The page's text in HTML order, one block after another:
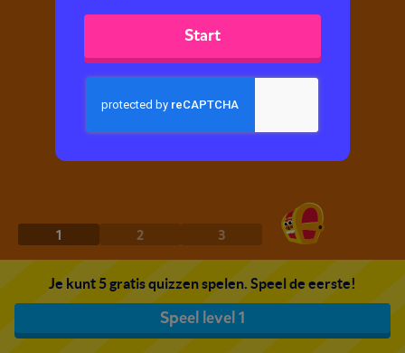
1 2 3
Je kunt 5 gratis quizzen spelen. Speel de eerste!
Speel level 1
Start